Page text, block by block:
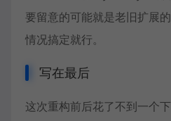
要留意的可能就是老旧扩展
情况搞定就行。
写在最后
这次重构前后花了不到一个